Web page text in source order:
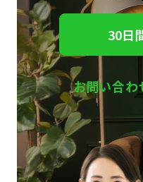
30日
お問い合わ